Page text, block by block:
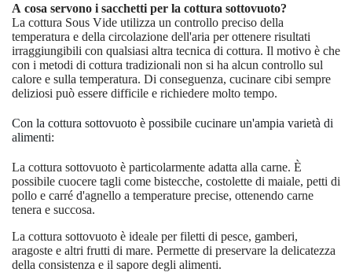
A cosa servono i sacchetti per la cottura sottovuoto?
La cottura Sous Vide utilizza un controllo preciso della
temperatura e della circolazione dell'aria per ottenere risultati
irraggiungibili con qualsiasi altra tecnica di cottura. Il motivo è che
con i metodi di cottura tradizionali non si ha alcun controllo sul
calore e sulla temperatura. Di conseguenza, cucinare cibi sempre
deliziosi può essere difficile e richiedere molto tempo.
Con la cottura sottovuoto è possibile cucinare un'ampia varietà di
alimenti:
La cottura sottovuoto è particolarmente adatta alla carne. È
possibile cuocere tagli come bistecche, costolette di maiale, petti di
pollo e carré d'agnello a temperature precise, ottenendo carne
tenera e succosa.
La cottura sottovuoto è ideale per filetti di pesce, gamberi,
aragoste e altri frutti di mare. Permette di preservare la delicatezza
della consistenza e il sapore degli alimenti.